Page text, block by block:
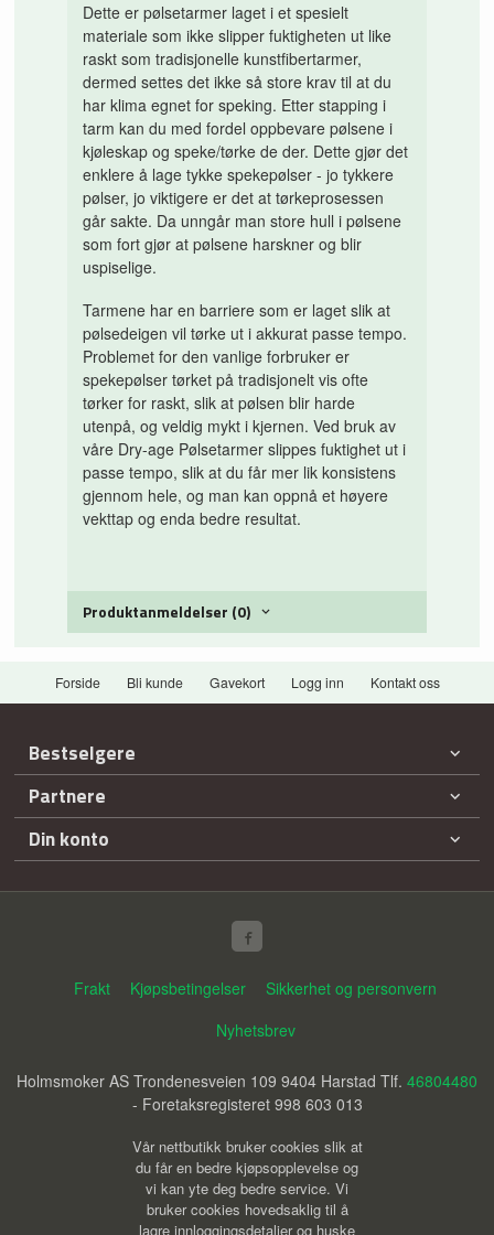
Dette er pølsetarmer laget i et spesielt
materiale som ikke slipper fuktigheten ut like
raskt som tradisjonelle kunstfibertarmer,
dermed settes det ikke så store krav til at du
har klima egnet for speking. Etter stapping i
tarm kan du med fordel oppbevare pølsene i
kjøleskap og speke/tørke de der. Dette gjør det
enklere å lage tykke spekepølser - jo tykkere
pølser, jo viktigere er det at tørkeprosessen
går sakte. Da unngår man store hull i pølsene
som fort gjør at pølsene harskner og blir
uspiselige.
Tarmene har en barriere som er laget slik at
pølsedeigen vil tørke ut i akkurat passe tempo.
Problemet for den vanlige forbruker er
spekepølser tørket på tradisjonelt vis ofte
tørker for raskt, slik at pølsen blir harde
utenpå, og veldig mykt i kjernen. Ved bruk av
våre Dry-age Pølsetarmer slippes fuktighet ut i
passe tempo, slik at du får mer lik konsistens
gjennom hele, og man kan oppnå et høyere
vekttap og enda bedre resultat.
Produktanmeldelser (0)
Forside Bli kunde Gavekort Logg inn Kontakt oss
Bestselgere
Partnere
Din konto
Frakt Kjøpsbetingelser
Sikkerhet og personvern
Nyhetsbrev
Holmsmoker AS Trondenesveien 109 9404 Harstad Tlf. 46804480
- Foretaksregisteret 998 603 013
Vår nettbutikk bruker cookies slik at
du får en bedre kjøpsopplevelse og
vi kan yte deg bedre service. Vi
bruker cookies hovedsaklig til å
lagre innloggingsdetaljer og huske